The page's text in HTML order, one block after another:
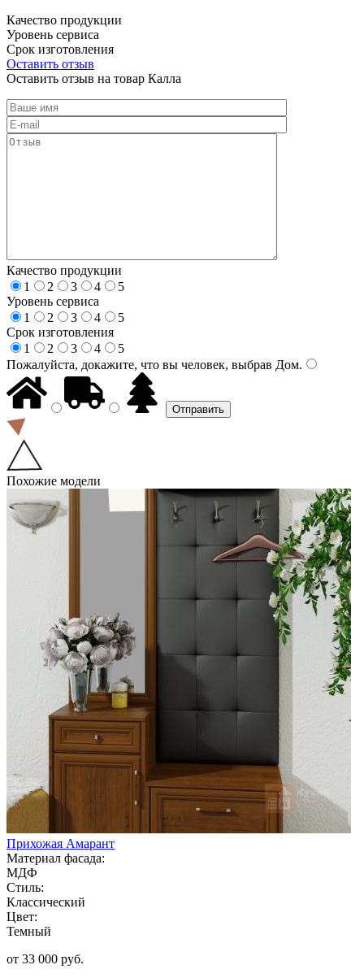
Качество продукции
Уровень сервиса
Срок изготовления
Оставить отзыв
Оставить отзыв на товар Калла
Качество продукции
1
2 3 4
5
Уровень сервиса
1
2 3 4
5
Срок изготовления
1
2 3 4
5
Пожалуйста, докажите, что вы человек, выбрав Дом.
Похожие модели
Прихожая Амарант
Материал фасада:
МДФ
Стиль:
Классический
Цвет:
Темный
от 33 000 руб.